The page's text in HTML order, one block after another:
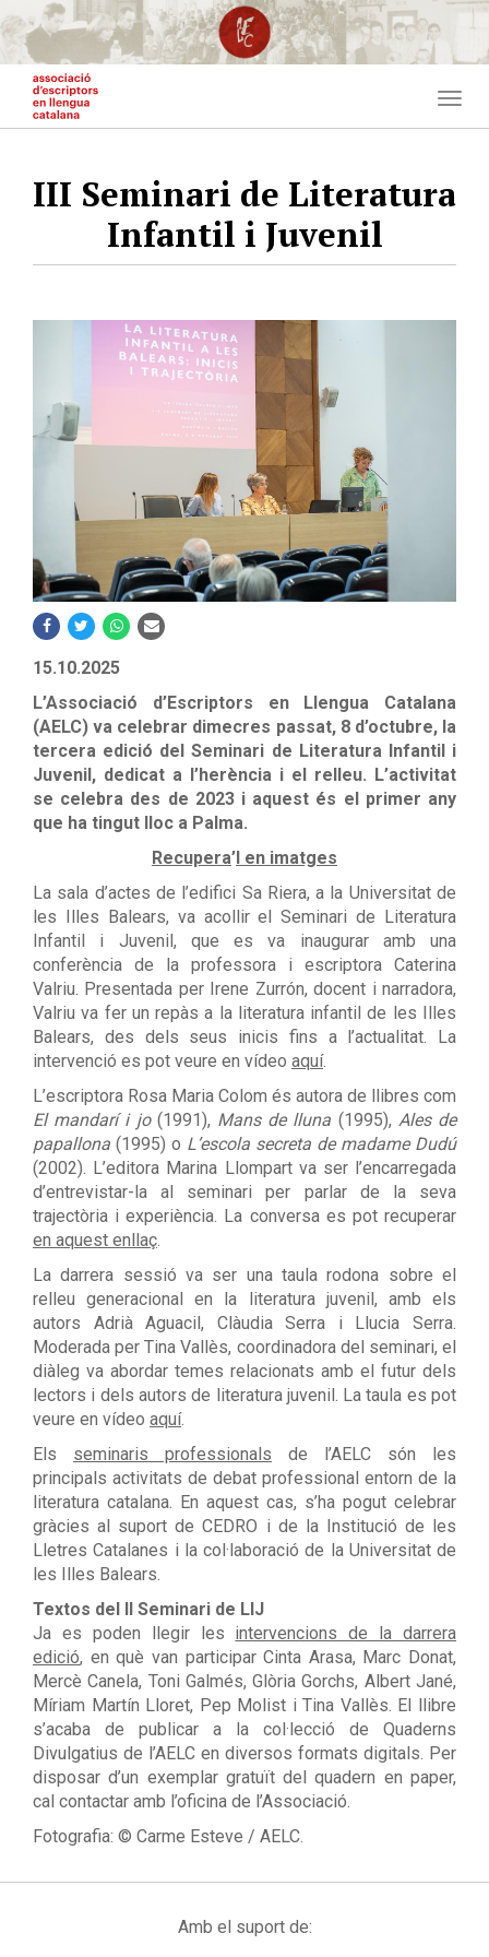
Vés
al
contingut
III Seminari de Literatura
Infantil i Juvenil
15.10.2025
L’Associació d’Escriptors en Llengua Catalana
(AELC) va celebrar dimecres passat, 8 d’octubre, la
tercera edició del Seminari de Literatura Infantil i
Juvenil, dedicat a l ’herència i el relleu. L’activitat
se celebra des de 2023 i aquest és el primer any
que ha tingut lloc a Palma.
Recupera’ l en imatges
La sala d’actes de l’edifici Sa Riera, a la Universitat de
les Illes Balears, va acollir el Seminari de Literatura
Infantil i Juvenil, que es va inaugurar amb una
conferència de la professora i escriptora Caterina
Valriu. Presentada per Irene Zurrón, docent i narradora,
Valriu va fer un repàs a l a literatura infantil de les Illes
Balears, des dels seus inicis fins a l’actualitat. La
intervenció es pot veure en vídeo aquí.
L’escriptora Rosa Maria Colom és autora de llibres com
El mandarí i jo (1991), Mans de lluna (1995), Ales de
papallona (1995) o L’escola secreta de madame Dudú
(2002). L’editora Marina Llompart va ser l’encarregada
d’entrevistar-la al seminari per parlar de la seva
trajectòria i experiència. La conversa es pot recuperar
en aquest enllaç.
La darrera sessió va ser una taula rodona sobre el
relleu generacional en la literatura juvenil, amb els
autors Adrià Aguacil, Clàudia Serra i Llucia Serra.
Moderada per Tina Vallès, coordinadora del seminari, el
diàleg va abordar temes relacionats amb el futur dels
lectors i dels autors de literatura juvenil. La taula es pot
veure en vídeo aquí.
Els seminaris professionals de l’AELC són les
principals activitats de debat professional entorn de la
literatura catalana. En aquest cas, s’ha pogut celebrar
gràcies a l suport de CEDRO i de la Institució de les
Lletres Catalanes i la col·laboració de la Universitat de
les Illes Balears.
Textos del II Seminari de LIJ
Ja es poden llegir les intervencions de la darrera
edició, en què van participar Cinta Arasa, Marc Donat,
Mercè Canela, Toni Galmés, Glòria Gorchs, Albert Jané,
Míriam Martín Lloret, Pep Molist i Tina Vallès. El llibre
s’acaba de publicar a la col·lecció de Quaderns
Divulgatius de l’AELC en diversos formats digitals. Per
disposar d’un exemplar gratuït del quadern en paper,
cal contactar amb l’oficina de l’Associació.
Fotografia: © Carme Esteve / AELC.
Amb el suport de: